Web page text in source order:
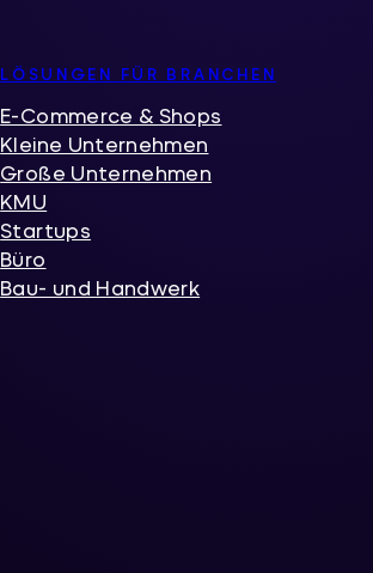
LÖSUNGEN FÜR BRANCHEN
E-Commerce & Shops
Kleine Unternehmen
Große Unternehmen
KMU
Startups
Büro
Bau- und Handwerk